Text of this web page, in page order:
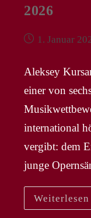
2026
Beitrag1. Januar
Aleksey
einer von
international
vergibt: dem
junge
Weiterlesen